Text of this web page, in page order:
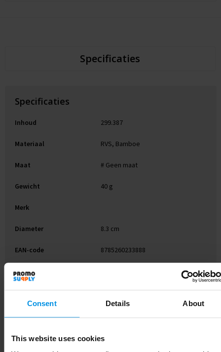
Consent Details About
This website uses cookies
Specificaties
Specificaties
Inhoud 299.387
Materiaal RVS, Bamboe
Maat # Geen maat
Gewicht 40 g
Merk
Diameter 8.3 cm
EAN-code 8785260233888
Artikelnummer
Kleur houtbruin
Breedte